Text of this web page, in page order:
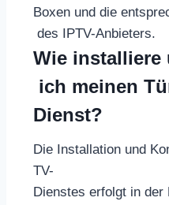
Boxen und die
des IPTV-Anbieters.
Wie
ich meinen
Dienst?
Die Installation und
TV-
Dienstes erfolgt in